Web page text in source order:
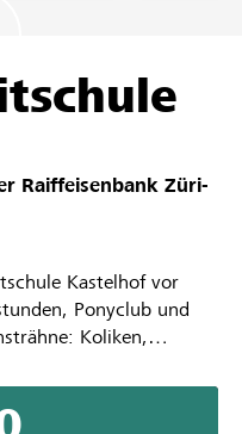
Raiffeisenbank Züri-
Kastelhof vor
Ponyclub und
Koliken,
unter
und horrende Kosten